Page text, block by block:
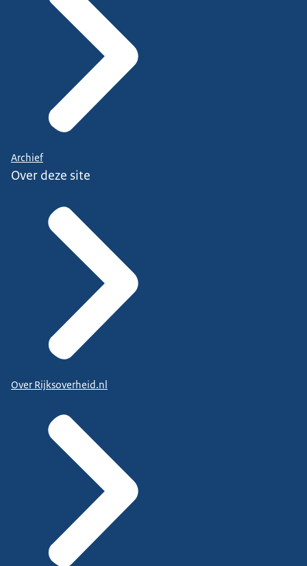
Archief
Over deze site
Over Rijksoverheid.nl